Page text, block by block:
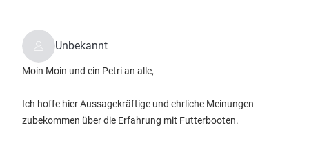
Unbekannt
Moin Moin und ein Petri an alle,
Ich hoffe hier Aussagekräftige und ehrliche Meinungen
zubekommen über die Erfahrung mit Futterbooten.